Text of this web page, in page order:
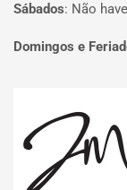
Sábados: Não
Domingos e